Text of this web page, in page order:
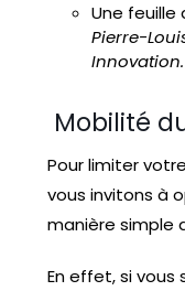
Une feuille
Pierre-
Innovation.
Mobilité
Pour limiter
vous invitons à
manière simple
En effet, si